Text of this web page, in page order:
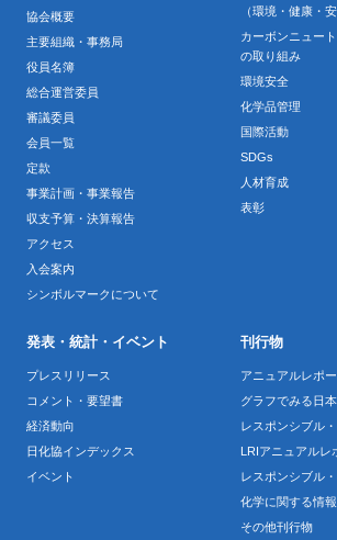
協会概要
主要組織・事務局
役員名簿
総合運営委員
審議委員
会員一覧
定款
事業計画・事業報告
収支予算・決算報告
アクセス
入会案内
シンボルマークについて
（環境・健康・安
カーボンニュー
の取り組み
環境安全
化学品管理
国際活動
SDGs
人材育成
表彰
発表・統計・イベント
プレスリリース
コメント・要望書
経済動向
日化協インデックス
イベント
刊行物
アニュアルレポー
グラフでみる日
レスポンシブル
LRIアニュアルレ
レスポンシブル
化学に関する情
その他刊行物